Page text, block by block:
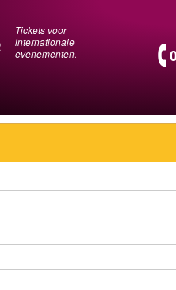
Tickets voor
internationale
evenementen.